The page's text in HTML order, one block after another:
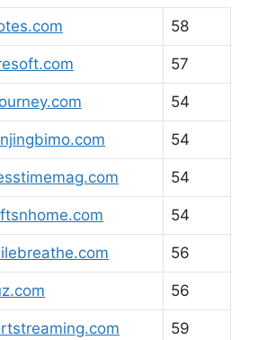
58
57
54
54
54
54
56
56
59